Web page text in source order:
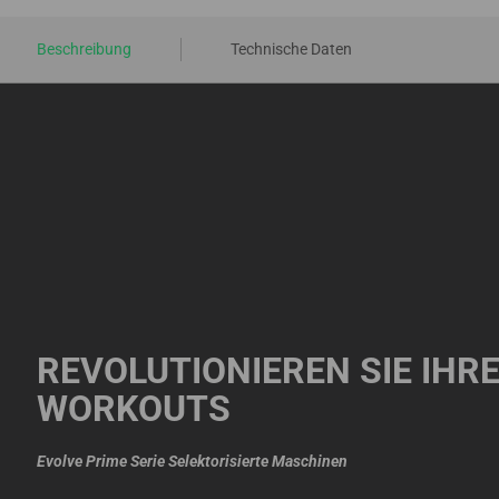
Beschreibung Technische Daten
REVOLUTIONIEREN SIE
WORKOUTS
Evolve Prime Serie Selektorisierte Maschinen